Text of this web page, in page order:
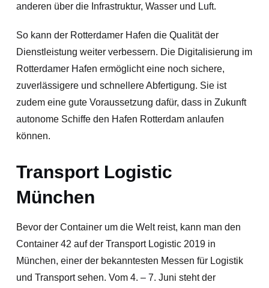
anderen über die Infrastruktur, Wasser und Luft.
So kann der Rotterdamer Hafen die Qualität der
Dienstleistung weiter verbessern. Die Digitalisierung im
Rotterdamer Hafen ermöglicht eine noch sichere,
zuverlässigere und schnellere Abfertigung. Sie ist
zudem eine gute Voraussetzung dafür, dass in Zukunft
autonome Schiffe den Hafen Rotterdam anlaufen
können.
Transport Logistic
München
Bevor der Container um die Welt reist, kann man den
Container 42 auf der Transport Logistic 2019 in
München, einer der bekanntesten Messen für Logistik
und Transport sehen. Vom 4. – 7. Juni steht der